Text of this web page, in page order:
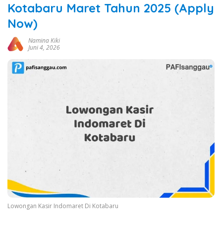
Kotabaru Maret Tahun 2025 (Apply
Now)
Namina Kiki
Juni 4, 2026
Lowongan Kasir Indomaret Di Kotabaru